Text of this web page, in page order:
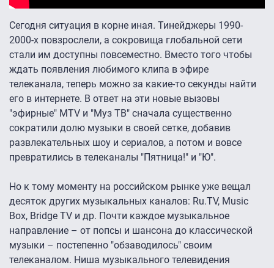
Сегодня ситуация в корне иная. Тинейджеры 1990-
2000-х повзрослели, а сокровища глобальной сети
стали им доступны повсеместно. Вместо того чтобы
ждать появления любимого клипа в эфире
телеканала, теперь можно за какие-то секунды найти
его в интернете. В ответ на эти новые вызовы
"эфирные" MTV и "Муз ТВ" сначала существенно
сократили долю музыки в своей сетке, добавив
развлекательных шоу и сериалов, а потом и вовсе
превратились в телеканалы "Пятница!" и "Ю".
Но к тому моменту на российском рынке уже вещал
десяток других музыкальных каналов: Ru.TV, Music
Box, Bridge TV и др. Почти каждое музыкальное
направление – от попсы и шансона до классической
музыки – постепенно "обзаводилось" своим
телеканалом. Ниша музыкального телевидения